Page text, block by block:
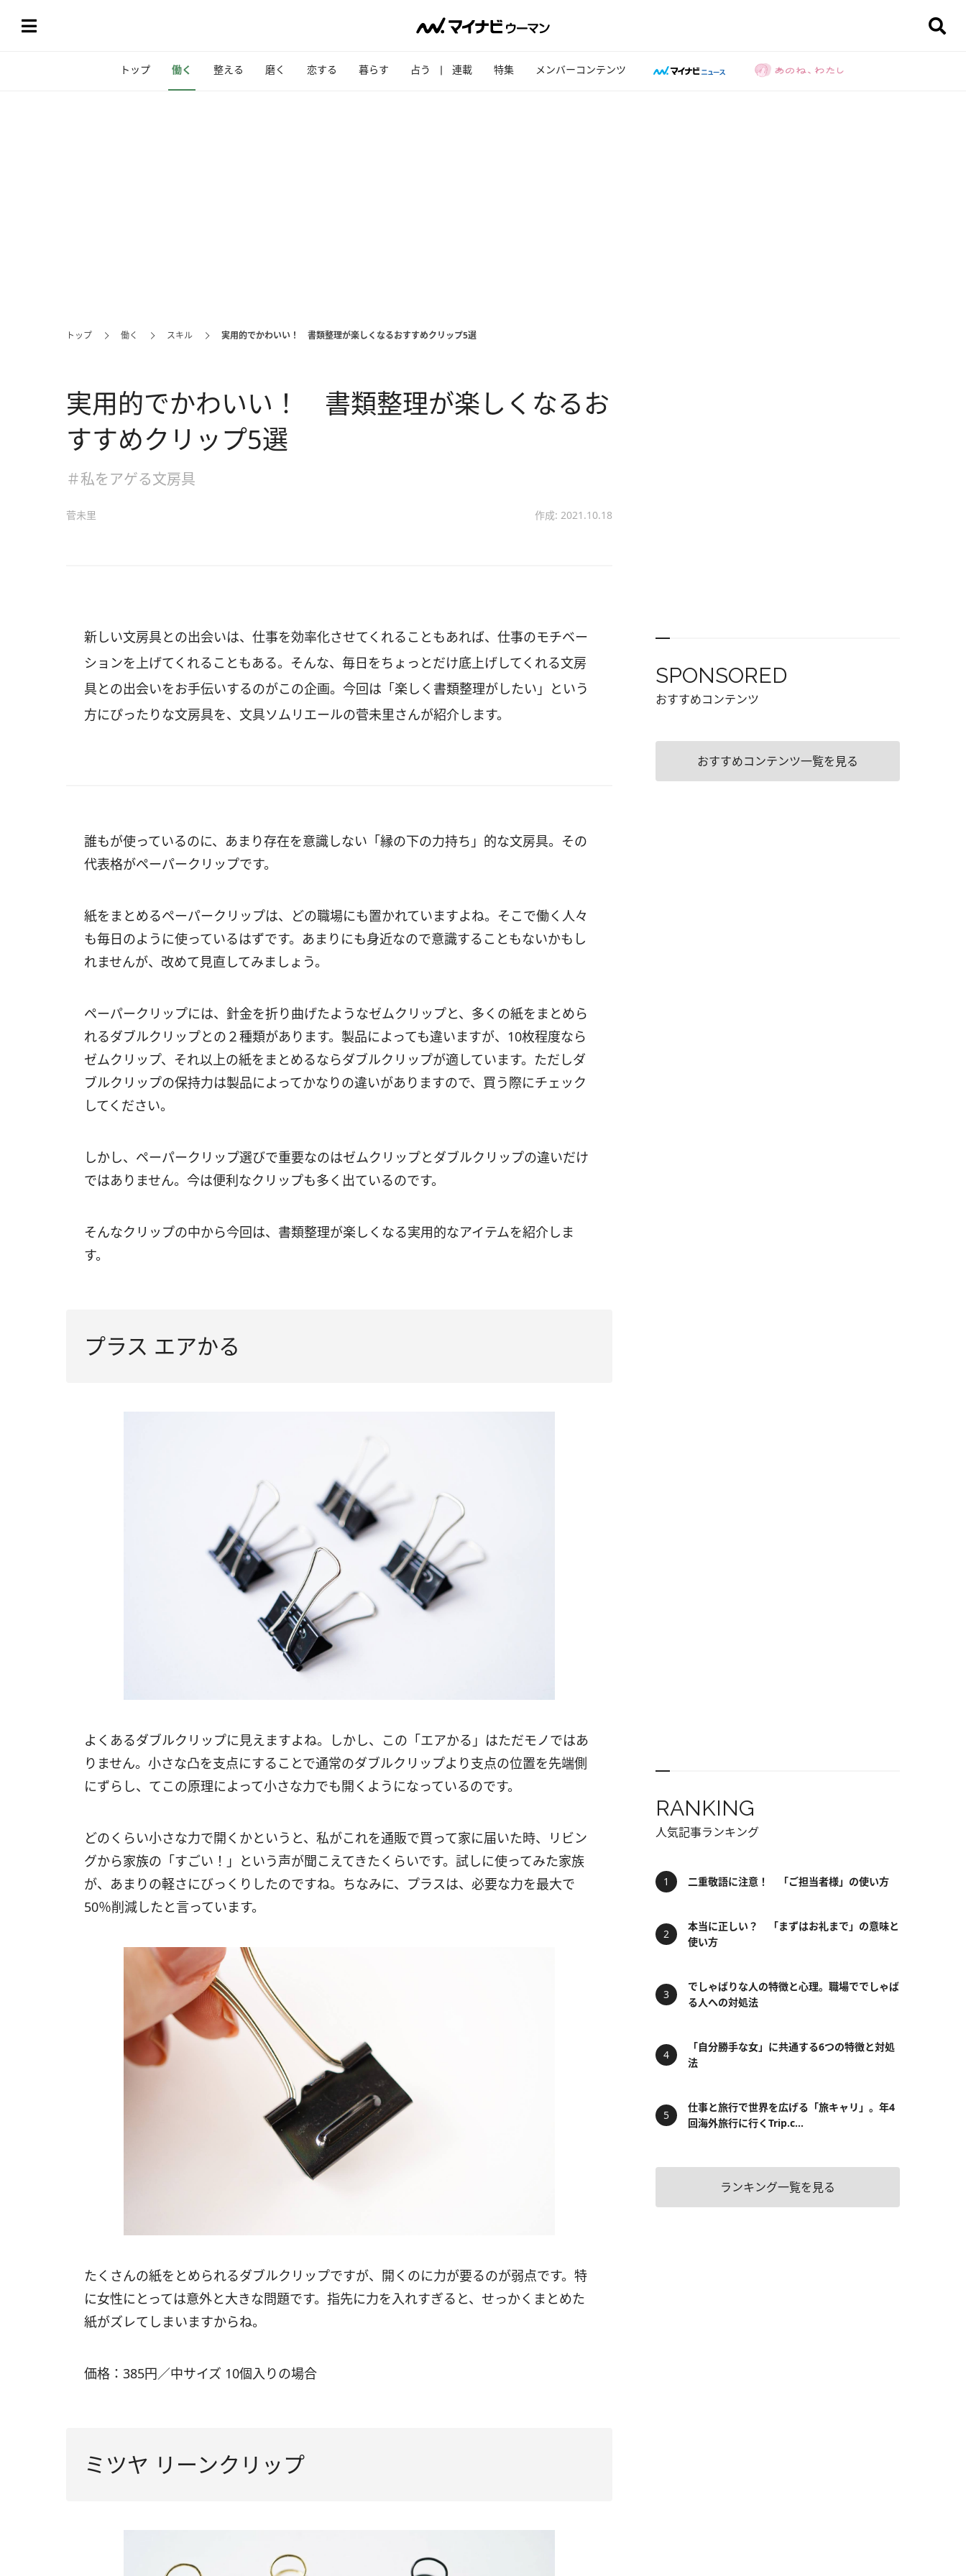
トップ 働く 整える 磨く 恋する 暮らす 占う 連載 特集 メンバーコンテンツ
トップ 働く スキル 実用的でかわいい！ 書類整理が楽しくなるおすすめクリップ5選
実用的でかわいい！ 書類整理が楽しくなるお
すすめクリップ5選
＃私をアゲる文房具
菅未里 作成: 2021.10.18
新しい文房具との出会いは、仕事を効率化させてくれることもあれば、仕事のモチベー
ションを上げてくれることもある。そんな、毎日をちょっとだけ底上げしてくれる文房
具との出会いをお手伝いするのがこの企画。今回は「楽しく書類整理がしたい」という
方にぴったりな文房具を、文具ソムリエールの菅未里さんが紹介します。
誰もが使っているのに、あまり存在を意識しない「縁の下の力持ち」的な文房具。その
代表格がペーパークリップです。
紙をまとめるペーパークリップは、どの職場にも置かれていますよね。そこで働く人々
も毎日のように使っているはずです。あまりにも身近なので意識することもないかもし
れませんが、改めて見直してみましょう。
ペーパークリップには、針金を折り曲げたようなゼムクリップと、多くの紙をまとめら
れるダブルクリップとの２種類があります。製品によっても違いますが、10枚程度なら
ゼムクリップ、それ以上の紙をまとめるならダブルクリップが適しています。ただしダ
ブルクリップの保持力は製品によってかなりの違いがありますので、買う際にチェック
してください。
しかし、ペーパークリップ選びで重要なのはゼムクリップとダブルクリップの違いだけ
ではありません。今は便利なクリップも多く出ているのです。
そんなクリップの中から今回は、書類整理が楽しくなる実用的なアイテムを紹介しま
す。
プラス エアかる
よくあるダブルクリップに見えますよね。しかし、この「エアかる」はただモノではあ
りません。小さな凸を支点にすることで通常のダブルクリップより支点の位置を先端側
にずらし、てこの原理によって小さな力でも開くようになっているのです。
どのくらい小さな力で開くかというと、私がこれを通販で買って家に届いた時、リビン
グから家族の「すごい！」という声が聞こえてきたくらいです。試しに使ってみた家族
が、あまりの軽さにびっくりしたのですね。ちなみに、プラスは、必要な力を最大で
50％削減したと言っています。
たくさんの紙をとめられるダブルクリップですが、開くのに力が要るのが弱点です。特
に女性にとっては意外と大きな問題です。指先に力を入れすぎると、せっかくまとめた
紙がズレてしまいますからね。
価格：385円／中サイズ 10個入りの場合
ミツヤ リーンクリップ
SPONSORED
おすすめコンテンツ
おすすめコンテンツ一覧を見る
RANKING
人気記事ランキング
二重敬語に注意！ 「ご担当者様」の使い方
本当に正しい？ 「まずはお礼まで」の意味と
使い方
でしゃばりな人の特徴と心理。職場ででしゃば
る人への対処法
「自分勝手な女」に共通する6つの特徴と対処
法
仕事と旅行で世界を広げる「旅キャリ」。年4
回海外旅行に行くTrip.c...
ランキング一覧を見る